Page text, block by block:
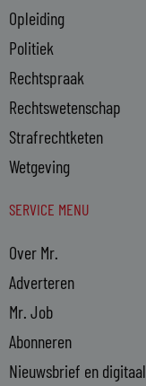
Opleiding
Politiek
Rechtspraak
Rechtswetenschap
Strafrechtketen
Wetgeving
SERVICE MENU
Over Mr.
Adverteren
Mr. Job
Abonneren
Nieuwsbrief en